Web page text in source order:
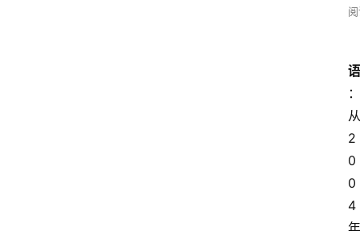
语
：
从
2
0
0
4
年